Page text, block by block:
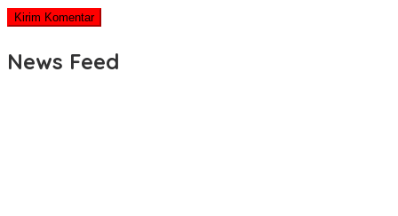
News Feed